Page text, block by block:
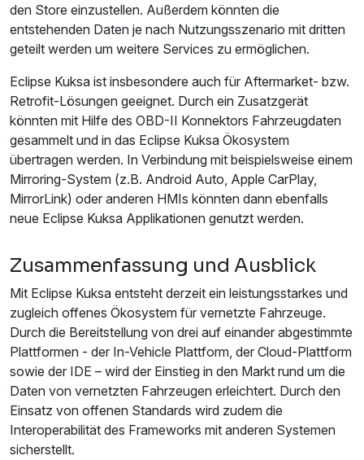
den Store einzustellen. Außerdem könnten die
entstehenden Daten je nach Nutzungsszenario mit dritten
geteilt werden um weitere Services zu ermöglichen.
Eclipse Kuksa ist insbesondere auch für Aftermarket- bzw.
Retrofit-Lösungen geeignet. Durch ein Zusatzgerät
könnten mit Hilfe des OBD-II Konnektors Fahrzeugdaten
gesammelt und in das Eclipse Kuksa Ökosystem
übertragen werden. In Verbindung mit beispielsweise einem
Mirroring-System (z.B. Android Auto, Apple CarPlay,
MirrorLink) oder anderen HMIs könnten dann ebenfalls
neue Eclipse Kuksa Applikationen genutzt werden.
Zusammenfassung und Ausblick
Mit Eclipse Kuksa entsteht derzeit ein leistungsstarkes und
zugleich offenes Ökosystem für vernetzte Fahrzeuge.
Durch die Bereitstellung von drei auf einander abgestimmte
Plattformen - der In-Vehicle Plattform, der Cloud-Plattform
sowie der IDE – wird der Einstieg in den Markt rund um die
Daten von vernetzten Fahrzeugen erleichtert. Durch den
Einsatz von offenen Standards wird zudem die
Interoperabilität des Frameworks mit anderen Systemen
sicherstellt.